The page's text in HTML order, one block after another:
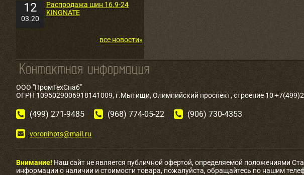
12
03.20
Распродажа шин 16.9-24
KINGNATE
все новости»
ООО "ПромТехСнаб"
ОГРН 1095029006918141009, г.Мытищи, Олимпийский проспект, строение 10
(499) 271-9485 (968) 774-05-22 (906) 730-4353
voroninpts@mail.ru
Внимание! Наш сайт не является публичной офертой, определяемой положениями
информации о наличии и стоимости товара, пожалуйста, обращайтесь по нашим